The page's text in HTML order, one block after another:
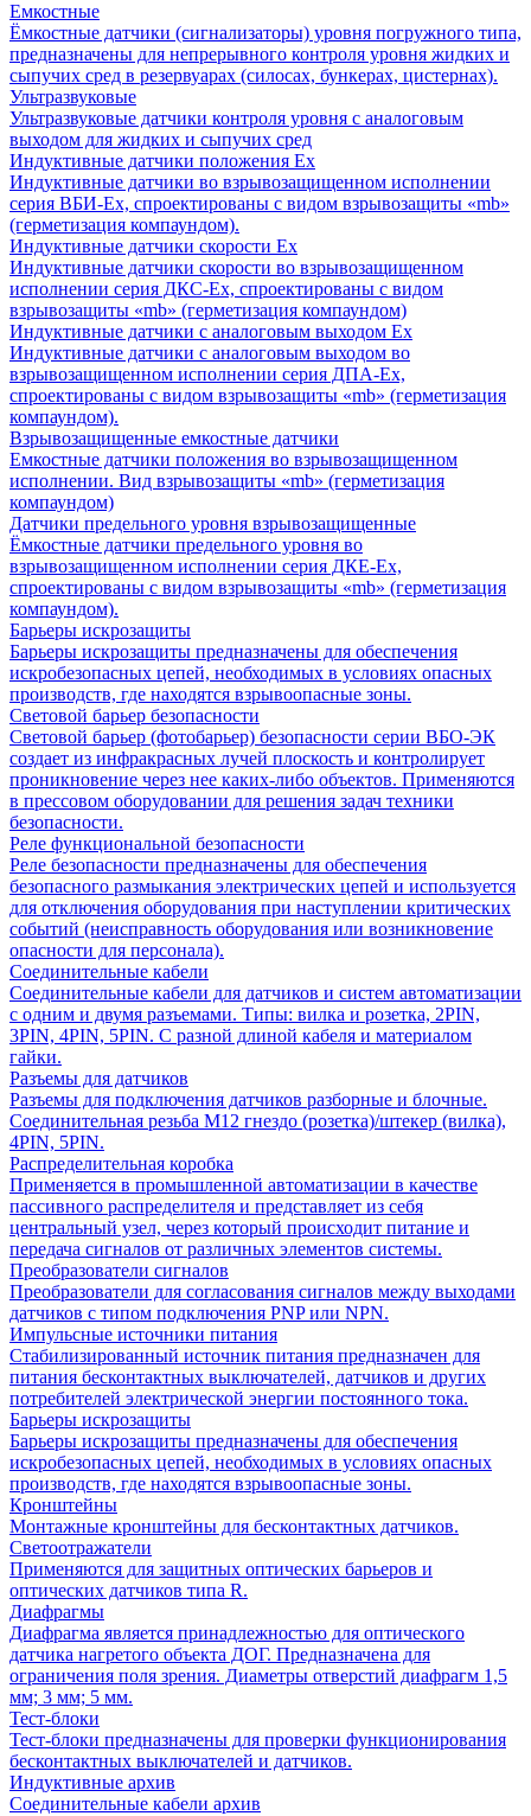
Емкостные
Ёмкостные датчики (сигнализаторы) уровня погружного типа,
предназначены для непрерывного контроля уровня жидких и
сыпучих сред в резервуарах (силосах, бункерах, цистернах).
Ультразвуковые
Ультразвуковые датчики контроля уровня с аналоговым
выходом для жидких и сыпучих сред
Индуктивные датчики положения Ех
Индуктивные датчики во взрывозащищенном исполнении
серия ВБИ-Ех, спроектированы с видом взрывозащиты «mb»
(герметизация компаундом).
Индуктивные датчики скорости Ех
Индуктивные датчики скорости во взрывозащищенном
исполнении серия ДКС-Ех, спроектированы с видом
взрывозащиты «mb» (герметизация компаундом)
Индуктивные датчики с аналоговым выходом Ех
Индуктивные датчики с аналоговым выходом во
взрывозащищенном исполнении серия ДПА-Ех,
спроектированы с видом взрывозащиты «mb» (герметизация
компаундом).
Взрывозащищенные емкостные датчики
Емкостные датчики положения во взрывозащищенном
исполнении. Вид взрывозащиты «mb» (герметизация
компаундом)
Датчики предельного уровня взрывозащищенные
Ёмкостные датчики предельного уровня во
взрывозащищенном исполнении серия ДКЕ-Ех,
спроектированы с видом взрывозащиты «mb» (герметизация
компаундом).
Барьеры искрозащиты
Барьеры искрозащиты предназначены для обеспечения
искробезопасных цепей, необходимых в условиях опасных
производств, где находятся взрывоопасные зоны.
Световой барьер безопасности
Световой барьер (фотобарьер) безопасности серии ВБО-ЭК
создает из инфракрасных лучей плоскость и контролирует
проникновение через нее каких-либо объектов. Применяются
в прессовом оборудовании для решения задач техники
безопасности.
Реле функциональной безопасности
Реле безопасности предназначены для обеспечения
безопасного размыкания электрических цепей и используется
для отключения оборудования при наступлении критических
событий (неисправность оборудования или возникновение
опасности для персонала).
Соединительные кабели
Соединительные кабели для датчиков и систем автоматизации
с одним и двумя разъемами. Типы: вилка и розетка, 2PIN,
3PIN, 4PIN, 5PIN. С разной длиной кабеля и материалом
гайки.
Разъемы для датчиков
Разъемы для подключения датчиков разборные и блочные.
Соединительная резьба М12 гнездо (розетка)/штекер (вилка),
4PIN, 5PIN.
Распределительная коробка
Применяется в промышленной автоматизации в качестве
пассивного распределителя и представляет из себя
центральный узел, через который происходит питание и
передача сигналов от различных элементов системы.
Преобразователи сигналов
Преобразователи для согласования сигналов между выходами
датчиков с типом подключения PNP или NPN.
Импульсные источники питания
Стабилизированный источник питания предназначен для
питания бесконтактных выключателей, датчиков и других
потребителей электрической энергии постоянного тока.
Барьеры искрозащиты
Барьеры искрозащиты предназначены для обеспечения
искробезопасных цепей, необходимых в условиях опасных
производств, где находятся взрывоопасные зоны.
Кронштейны
Монтажные кронштейны для бесконтактных датчиков.
Светоотражатели
Применяются для защитных оптических барьеров и
оптических датчиков типа R.
Диафрагмы
Диафрагма является принадлежностью для оптического
датчика нагретого объекта ДОГ. Предназначена для
ограничения поля зрения. Диаметры отверстий диафрагм 1,5
мм; 3 мм; 5 мм.
Тест-блоки
Тест-блоки предназначены для проверки функционирования
бесконтактных выключателей и датчиков.
Индуктивные архив
Соединительные кабели архив